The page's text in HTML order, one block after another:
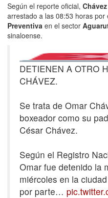
Según el reporte oficial,
arrestado a las 08:53 horas por
Preventiva en el sector
sinaloense.
DETIENEN A OTRO
CHÁVEZ.
Se trata de Omar
boxeador como su
César Chávez.
Según el Registro
Omar fue detenido la
miércoles en la
por parte…